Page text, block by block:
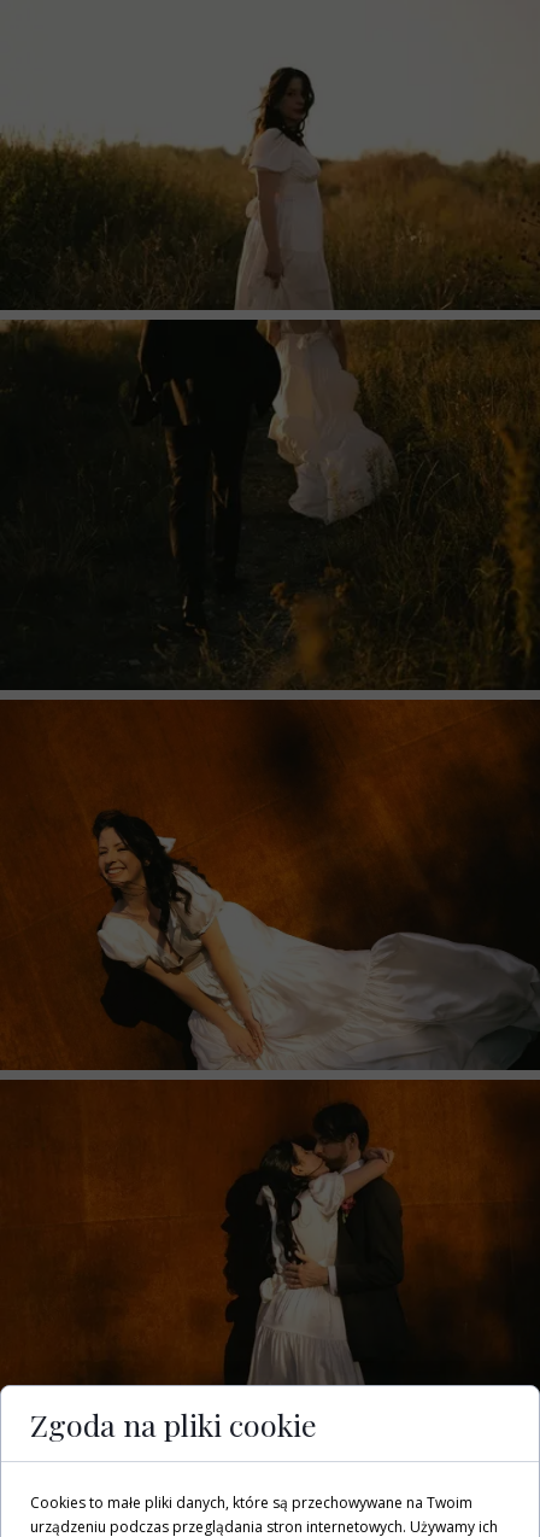
Zgoda na pliki cookie
Cookies to małe pliki danych, które są przechowywane na Twoim
urządzeniu podczas przeglądania stron internetowych. Używamy ich